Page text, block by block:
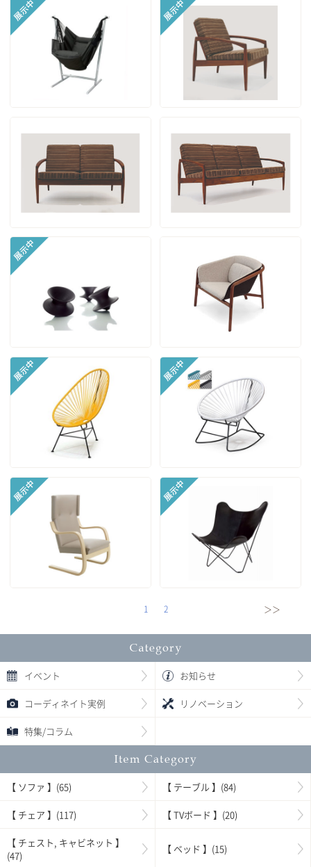
1 2 ＞＞
イベント お知らせ
コーディネイト実例 リノベーション
特集/コラム
【 ソファ 】(65) 【 テーブル 】(84)
【 チェア 】(117) 【 TVボード 】(20)
【 チェスト, キャビネット 】
(47)
【 ベッド 】(15)